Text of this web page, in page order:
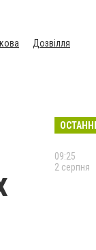
Дозвілля
09:25
2 серпня